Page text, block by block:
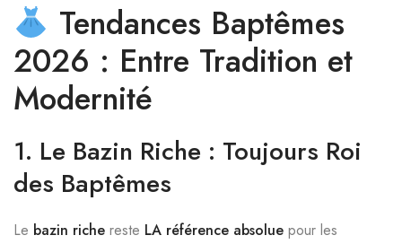
Tendances Baptêmes
2026 : Entre Tradition et
Modernité
1. Le Bazin Riche : Toujours Roi
des Baptêmes
Le bazin riche reste LA référence absolue pour les